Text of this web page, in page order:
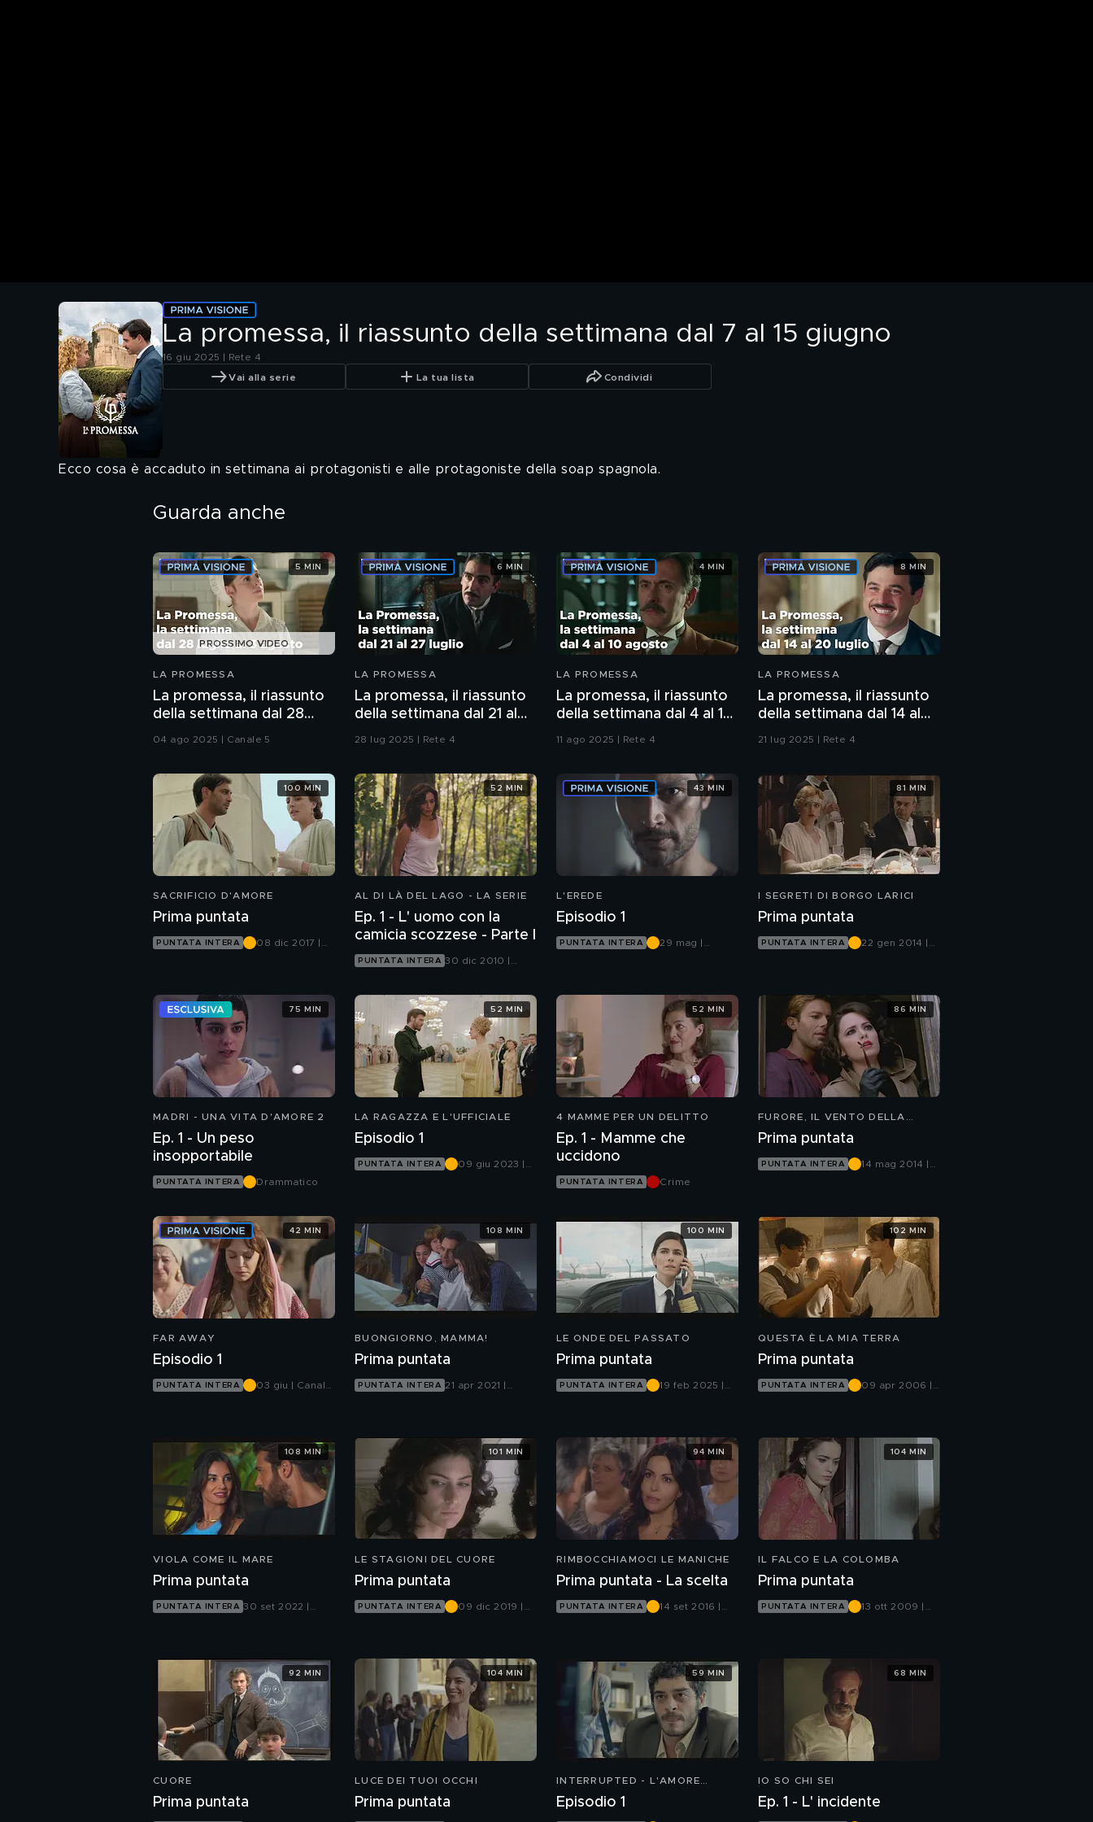
La promessa, il riassunto della settimana dal 7 al 15 giugno
16 giu 2025 | Rete 4
Vai alla serie La tua lista Condividi
Ecco cosa è accaduto in settimana ai protagonisti e alle protagoniste della soap spagnola.
Guarda anche
PROSSIMO VIDEO
LA PROMESSA
La promessa, il riassunto
della settimana dal 28
luglio al 3 agosto
04 ago 2025 | Canale 5
5 MIN
LA PROMESSA
La promessa, il riassunto
della settimana dal 21 al
28 lug 2025 | Rete 4
6 MIN
LA PROMESSA
La promessa, il riassunto
della settimana dal 4 al 10
11 ago 2025 | Rete 4
4 MIN
LA PROMESSA
La promessa, il riassunto
della settimana dal 14 al
21 lug 2025 | Rete 4
8 MIN
SACRIFICIO D'AMORE
Prima puntata
PUNTATA INTERA
08 dic 2017 |
100 MIN
AL DI LÀ DEL LAGO - LA SERIE
Ep. 1 - L' uomo con la
camicia scozzese - Parte I
PUNTATA INTERA 30 dic 2010 |
52 MIN
L'EREDE
Episodio 1
PUNTATA INTERA
29 mag |
43 MIN
I SEGRETI DI BORGO LARICI
Prima puntata
PUNTATA INTERA
22 gen 2014 |
81 MIN
MADRI - UNA VITA D'AMORE 2
Ep. 1 - Un peso
insopportabile
PUNTATA INTERA Drammatico
75 MIN
LA RAGAZZA E L'UFFICIALE
Episodio 1
PUNTATA INTERA
09 giu 2023 |
52 MIN
4 MAMME PER UN DELITTO
Ep. 1 - Mamme che
uccidono
PUNTATA INTERA Crime
52 MIN
FURORE, IL VENTO DELLA
Prima puntata
PUNTATA INTERA
14 mag 2014 |
86 MIN
FAR AWAY
Episodio 1
PUNTATA INTERA
03 giu | Canale
42 MIN
BUONGIORNO, MAMMA!
Prima puntata
PUNTATA INTERA 21 apr 2021 |
108 MIN
LE ONDE DEL PASSATO
Prima puntata
PUNTATA INTERA
19 feb 2025 |
100 MIN
QUESTA È LA MIA TERRA
Prima puntata
PUNTATA INTERA
09 apr 2006 |
102 MIN
VIOLA COME IL MARE
Prima puntata
PUNTATA INTERA 30 set 2022 |
108 MIN
LE STAGIONI DEL CUORE
Prima puntata
PUNTATA INTERA
09 dic 2019 |
101 MIN
RIMBOCCHIAMOCI LE MANICHE
Prima puntata - La scelta
PUNTATA INTERA
14 set 2016 |
94 MIN
IL FALCO E LA COLOMBA
Prima puntata
PUNTATA INTERA
13 ott 2009 |
104 MIN
CUORE
Prima puntata
92 MIN
LUCE DEI TUOI OCCHI
Prima puntata
104 MIN
INTERRUPTED - L'AMORE
Episodio 1
59 MIN
IO SO CHI SEI
Ep. 1 - L' incidente
68 MIN